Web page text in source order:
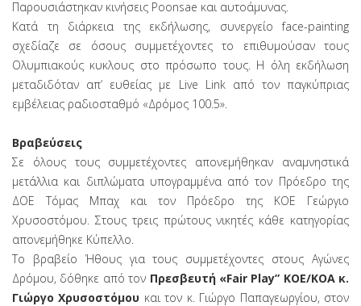
Παρουσιάστηκαν κινήσεις Poonsae και αυτοάμυνας.
Κατά τη διάρκεια της εκδήλωσης, συνεργείο face-painting
σχεδίαζε σε όσους συμμετέχοντες το επιθυμούσαν τους
Ολυμπιακούς κυκλους στο πρόσωπο τους. Η όλη εκδήλωση
μεταδιδόταν απ’ ευθείας με Live Link από τον παγκύπριας
εμβέλειας ραδιοσταθμό «Δρόμος 100.5».
Βραβεύσεις
Σε όλους τους συμμετέχοντες απονεμήθηκαν αναμνηστικά
μετάλλια και διπλώματα υπογραμμένα από τον Πρόεδρο της
ΔΟΕ Τόμας Μπαχ και τον Πρόεδρο της ΚΟΕ Γεώργιο
Χρυσοστόμου. Στους τρεις πρώτους νικητές κάθε κατηγορίας
απονεμήθηκε Κύπελλο.
Το βραβείο Ήθους για τους συμμετέχοντες στους Αγώνες
Δρόμου, δόθηκε από τον Πρεσβευτή «Fair Play” KOE/KOA κ.
Γιώργο Χρυσοστόμου και τον κ. Γιώργο Παπαγεωργίου, στον